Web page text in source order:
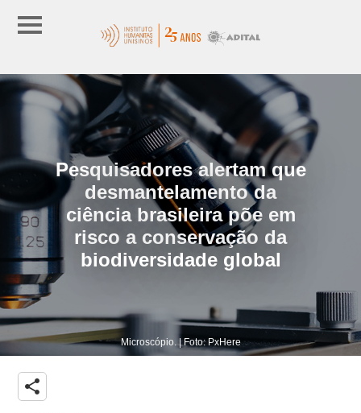
Pesquisadores alertam que
desmantelamento da
ciência brasileira põe em
risco a conservação da
biodiversidade global
Microscópio. | Foto: PxHere
share